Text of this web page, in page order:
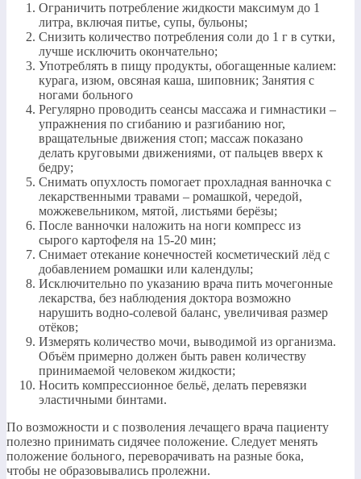
Ограничить потребление жидкости максимум до 1
литра, включая питье, супы, бульоны;
Снизить количество потребления соли до 1 г в сутки,
лучше исключить окончательно;
Употреблять в пищу продукты, обогащенные калием:
курага, изюм, овсяная каша, шиповник; Занятия с
ногами больного
Регулярно проводить сеансы массажа и гимнастики –
упражнения по сгибанию и разгибанию ног,
вращательные движения стоп; массаж показано
делать круговыми движениями, от пальцев вверх к
бедру;
Снимать опухлость помогает прохладная ванночка с
лекарственными травами – ромашкой, чередой,
можжевельником, мятой, листьями берёзы;
После ванночки наложить на ноги компресс из
сырого картофеля на 15-20 мин;
Снимает отекание конечностей косметический лёд с
добавлением ромашки или календулы;
Исключительно по указанию врача пить мочегонные
лекарства, без наблюдения доктора возможно
нарушить водно-солевой баланс, увеличивая размер
отёков;
Измерять количество мочи, выводимой из организма.
Объём примерно должен быть равен количеству
принимаемой человеком жидкости;
Носить компрессионное бельё, делать перевязки
эластичными бинтами.
По возможности и с позволения лечащего врача пациенту
полезно принимать сидячее положение. Следует менять
положение больного, переворачивать на разные бока,
чтобы не образовывались пролежни.